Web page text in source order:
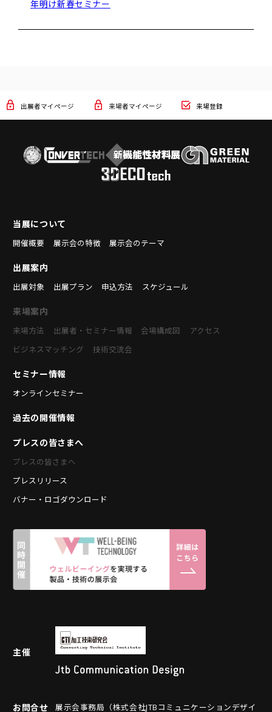
年明け新春セミナー
来場登録
来場者マイページ
出展者マイページ
当展について
開催概要 展示会の特徴 展示会のテーマ
出展案内
出展対象 出展プラン 申込方法 スケジュール
来場案内
来場方法 出展者・セミナー情報 会場構成図
アクセス
ビジネスマッチング
技術交流会
セミナー情報
オンラインセミナー
過去の開催情報
プレスの皆さまへ
プレスの皆さまへ
プレスリリース
バナー・ロゴダウンロード
主催
お問合せ 展示会事務局（株式会社JTBコミュニケーションデザイ